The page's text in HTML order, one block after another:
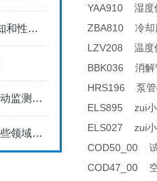
cod加热管的使用须知和性能要求
美国哈希在线氨氮自动监测仪特点
氨氮在线分析仪在哪些领域有广泛应用？
YAA910 湿度
ZBA810 冷
LZV208 温度
BBK036 消
HRS196 泵
ELS895 zui小
ELS027 zui小
COD50_00
COD47_00 空